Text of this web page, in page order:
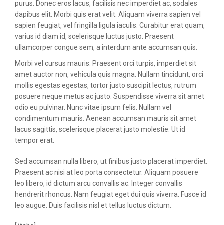
purus. Donec eros lacus, facilisis nec imperdiet ac, sodales
dapibus elit. Morbi quis erat velit. Aliquam viverra sapien vel
sapien feugiat, vel fringilla ligula iaculis. Curabitur erat quam,
varius id diam id, scelerisque luctus justo. Praesent
ullamcorper congue sem, a interdum ante accumsan quis.
Morbi vel cursus mauris. Praesent orci turpis, imperdiet sit
amet auctor non, vehicula quis magna. Nullam tincidunt, orci
mollis egestas egestas, tortor justo suscipit lectus, rutrum
posuere neque metus ac justo. Suspendisse viverra sit amet
odio eu pulvinar. Nunc vitae ipsum felis. Nullam vel
condimentum mauris. Aenean accumsan mauris sit amet
lacus sagittis, scelerisque placerat justo molestie. Ut id
tempor erat.
Sed accumsan nulla libero, ut finibus justo placerat imperdiet.
Praesent ac nisi at leo porta consectetur. Aliquam posuere
leo libero, id dictum arcu convallis ac. Integer convallis
hendrerit rhoncus. Nam feugiat eget dui quis viverra. Fusce id
leo augue. Duis facilisis nisl et tellus luctus dictum.